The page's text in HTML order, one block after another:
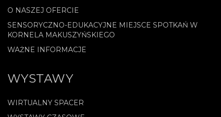
O NASZEJ OFERCIE
SENSORYCZNO-EDUKACYJNE MIEJSCE SPOTKAŃ W
KORNELA MAKUSZYŃSKIEGO
WAŻNE INFORMACJE
WYSTAWY
WIRTUALNY SPACER